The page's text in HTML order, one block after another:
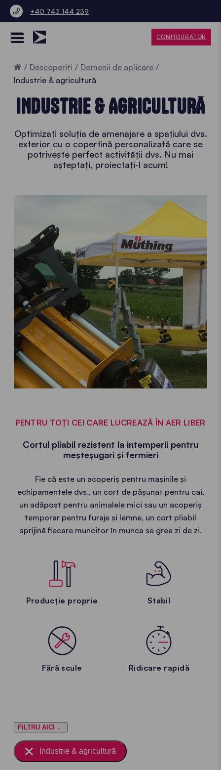
+40 743 144 239
CONFIGURATOR
Home
Descoperiți
Domenii de aplicare
Industrie & agricultură
INDUSTRIE & AGRICULTURĂ
Optimizați soluția de amenajare a spațiului dvs.
exterior cu o copertină personalizată care se
potrivește perfect activității dvs. Nu mai
așteptați, proiectați-l acum!
PENTRU TOȚI CEI CARE LUCREAZĂ ÎN AER LIBER
Cortul pliabil rezistent la intemperii pentru
meșteșugari și fermieri
Fie că este un acoperiș pentru mașinile și
echipamentele dvs., un cort de pășunat pentru cai,
un adăpost pentru animalele mici sau un acoperiș
temporar pentru furaje și lemne, un cort pliabil
sprijină fiecare muncitor în munca sa grea zi de zi.
Producție proprie Stabil
Fără scule Ridicare rapidă
FILTRU AICI
Industrie & agricultură